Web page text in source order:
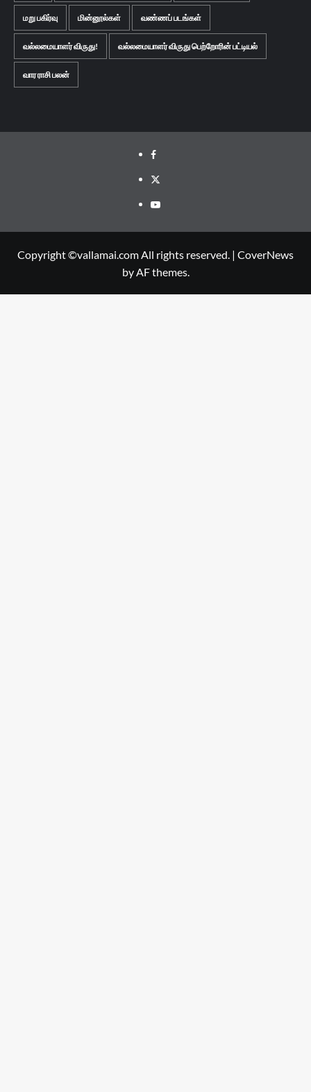
மறு பகிர்வு மின்னூல்கள் வண்ணப் படங்கள்
வல்லமையாளர் விருது! வல்லமையாளர் விருது பெற்றோரின் பட்டியல்
வார ராசி பலன்
Facebook
Twitter
Youtube
Copyright ©vallamai.com All rights reserved. | CoverNews
by AF themes.